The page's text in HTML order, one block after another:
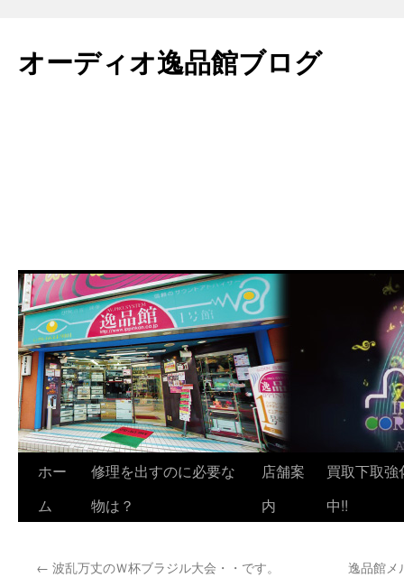
テ
ン
オーディオ逸品館ブログ
ホー
ム
修理を出すのに必要な
物は？
店舗案
内
買取下取強
中!!
← 波乱万丈のＷ杯ブラジル大会・・です。 逸品館メ